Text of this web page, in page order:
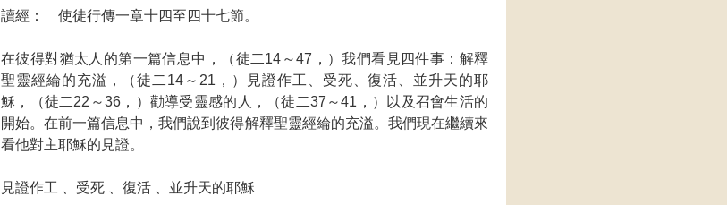
讀經： 使徒行傳一章十四至四十七節。
在彼得對猶太人的第一篇信息中，（徒二14～47，）我們看見四件事：解釋
聖靈經綸的充溢，（徒二14～21，）見證作工、受死、復活、並升天的耶
穌，（徒二22～36，）勸導受靈感的人，（徒二37～41，）以及召會生活的
開始。在前一篇信息中，我們說到彼得解釋聖靈經綸的充溢。我們現在繼續來
看他對主耶穌的見證。
見證作工 、受死 、復活 、並升天的耶穌